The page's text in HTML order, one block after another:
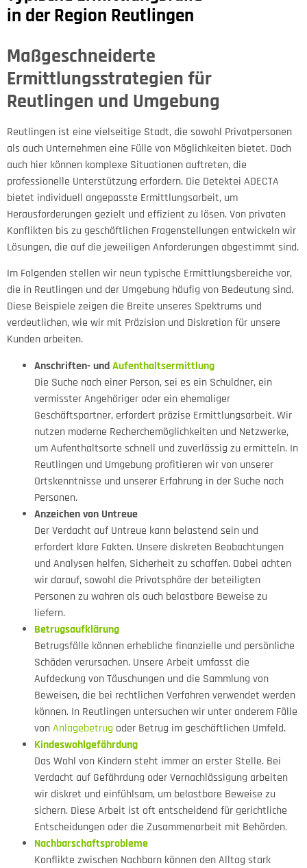
in der Region Reutlingen
Maßgeschneiderte
Ermittlungsstrategien für
Reutlingen und Umgebung
Reutlingen ist eine vielseitige Stadt, die sowohl Privatpersonen
als auch Unternehmen eine Fülle von Möglichkeiten bietet. Doch
auch hier können komplexe Situationen auftreten, die
professionelle Unterstützung erfordern. Die Detektei ADECTA
bietet individuell angepasste Ermittlungsarbeit, um
Herausforderungen gezielt und effizient zu lösen. Von privaten
Konflikten bis zu geschäftlichen Fragenstellungen entwickeln wir
Lösungen, die auf die jeweiligen Anforderungen abgestimmt sind.
Im Folgenden stellen wir neun typische Ermittlungsbereiche vor,
die in Reutlingen und der Umgebung häufig von Bedeutung sind.
Diese Beispiele zeigen die Breite unseres Spektrums und
verdeutlichen, wie wir mit Präzision und Diskretion für unsere
Kunden arbeiten.
Anschriften- undAufenthaltsermittlung
Die Suche nach einer Person, sei es ein Schuldner, ein
vermisster Angehöriger oder ein ehemaliger
Geschäftspartner, erfordert präzise Ermittlungsarbeit. Wir
nutzen moderne Recherchemöglichkeiten und Netzwerke,
um Aufenthaltsorte schnell und zuverlässig zu ermitteln. In
Reutlingen und Umgebung profitieren wir von unserer
Ortskenntnisse und unserer Erfahrung in der Suche nach
Personen.
Anzeichen von Untreue
Der Verdacht auf Untreue kann belastend sein und
erfordert klare Fakten. Unsere diskreten Beobachtungen
und Analysen helfen, Sicherheit zu schaffen. Dabei achten
wir darauf, sowohl die Privatsphäre der beteiligten
Personen zu wahren als auch belastbare Beweise zu
liefern.
Betrugsaufklärung
Betrugsfälle können erhebliche finanzielle und persönliche
Schäden verursachen. Unsere Arbeit umfasst die
Aufdeckung von Täuschungen und die Sammlung von
Beweisen, die bei rechtlichen Verfahren verwendet werden
können. In Reutlingen untersuchen wir unter anderem Fälle
vonAnlagebetrug oder Betrug im geschäftlichen Umfeld.
Kindeswohlgefährdung
Das Wohl von Kindern steht immer an erster Stelle. Bei
Verdacht auf Gefährdung oder Vernachlässigung arbeiten
wir diskret und einfühlsam, um belastbare Beweise zu
sichern. Diese Arbeit ist oft entscheidend für gerichtliche
Entscheidungen oder die Zusammenarbeit mit Behörden.
Nachbarschaftsprobleme
Konflikte zwischen Nachbarn können den Alltag stark